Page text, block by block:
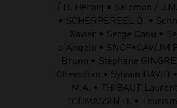
/ H. Herbig • Salomon /
• SCHERPEREEL D. •
Xavier • Serge Canu •
d'Angelo • SNCF•CAV/JM
Bruno • Stéphane
Chevodian • Sylvain DAVID
M.A. • THIBAUT
TOUMASSIN D. •